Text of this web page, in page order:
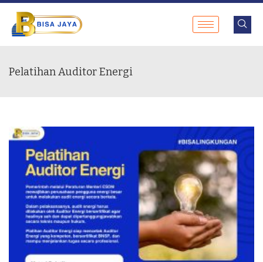
Pelatihan Auditor Energi